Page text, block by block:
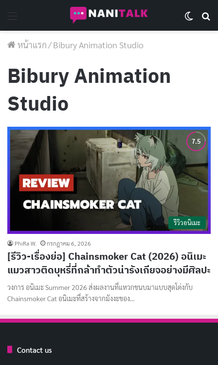
หน้าแรก/Bibury Animation Studio
Bibury Animation
Studio
รีวิวอนิเมะ
PhiRa W. กรกฎาคม 6, 2026
[รีวิว-เรื่องย่อ] Chainsmoker Cat (2026) อนิเมะ
แมวสาวติดบุหรี่ที่กล้าทำตัวน่ารังเกียจอย่างมีศิลปะ
วงการ อนิเมะ Summer 2026 ส่งผลงานที่แหวกขนบมาแบบสุดโต่งกับ
Chainsmoker Cat อนิเมะที่สร้างจากมังงะของ…
Contact us